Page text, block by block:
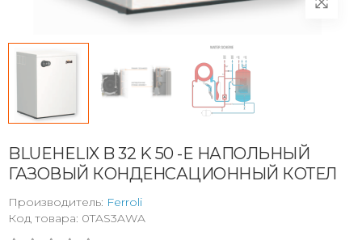
BLUEHELIX B 32 K 50 -E НАПОЛЬНЫЙ
ГАЗОВЫЙ КОНДЕНСАЦИОННЫЙ КОТЕЛ
Производитель: Ferroli
Код товара: 0TAS3AWA